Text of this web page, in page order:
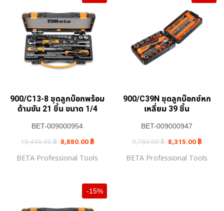
900/C13-8 ชุดลูกบ๊อกพร้อม
ด้ามขัน 21 ชิ้น ขนาด 1/4
BET-009000954
10,445.00฿ Original
price
10,445.00 ฿.
8,880.00 ฿Current
price
8,880.00 ฿.
BETA Professional Tools
900/C39N ชุดลูกบ๊อกซ์หก
เหลี่ยม 39 ชิ้น
BET-009000947
9,780.00฿ Original
price
9,780.00 ฿.
8,315.00 ฿Current
price
BETA Professional Tools
-15%